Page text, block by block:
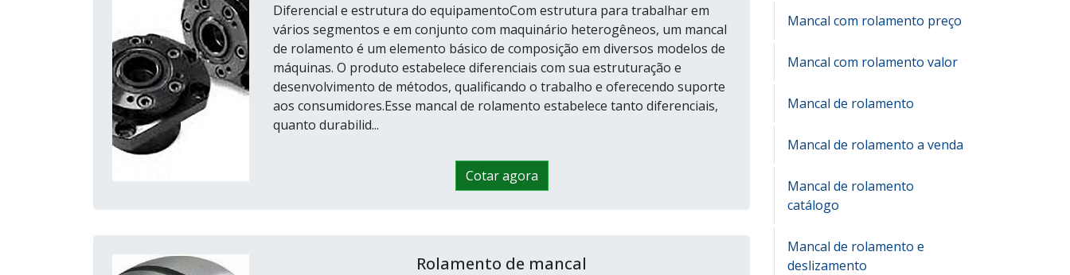
Diferencial e estrutura do equipamentoCom estrutura para trabalhar em
vários segmentos e em conjunto com maquinário heterogêneos, um mancal
de rolamento é um elemento básico de composição em diversos modelos de
máquinas. O produto estabelece diferenciais com sua estruturação e
desenvolvimento de métodos, qualificando o trabalho e oferecendo suporte
aos consumidores.Esse mancal de rolamento estabelece tanto diferenciais,
quanto durabilid...
Cotar agora
Rolamento de mancal
Mancal com rolamento preço
Mancal com rolamento valor
Mancal de rolamento
Mancal de rolamento a venda
Mancal de rolamento
catálogo
Mancal de rolamento e
deslizamento